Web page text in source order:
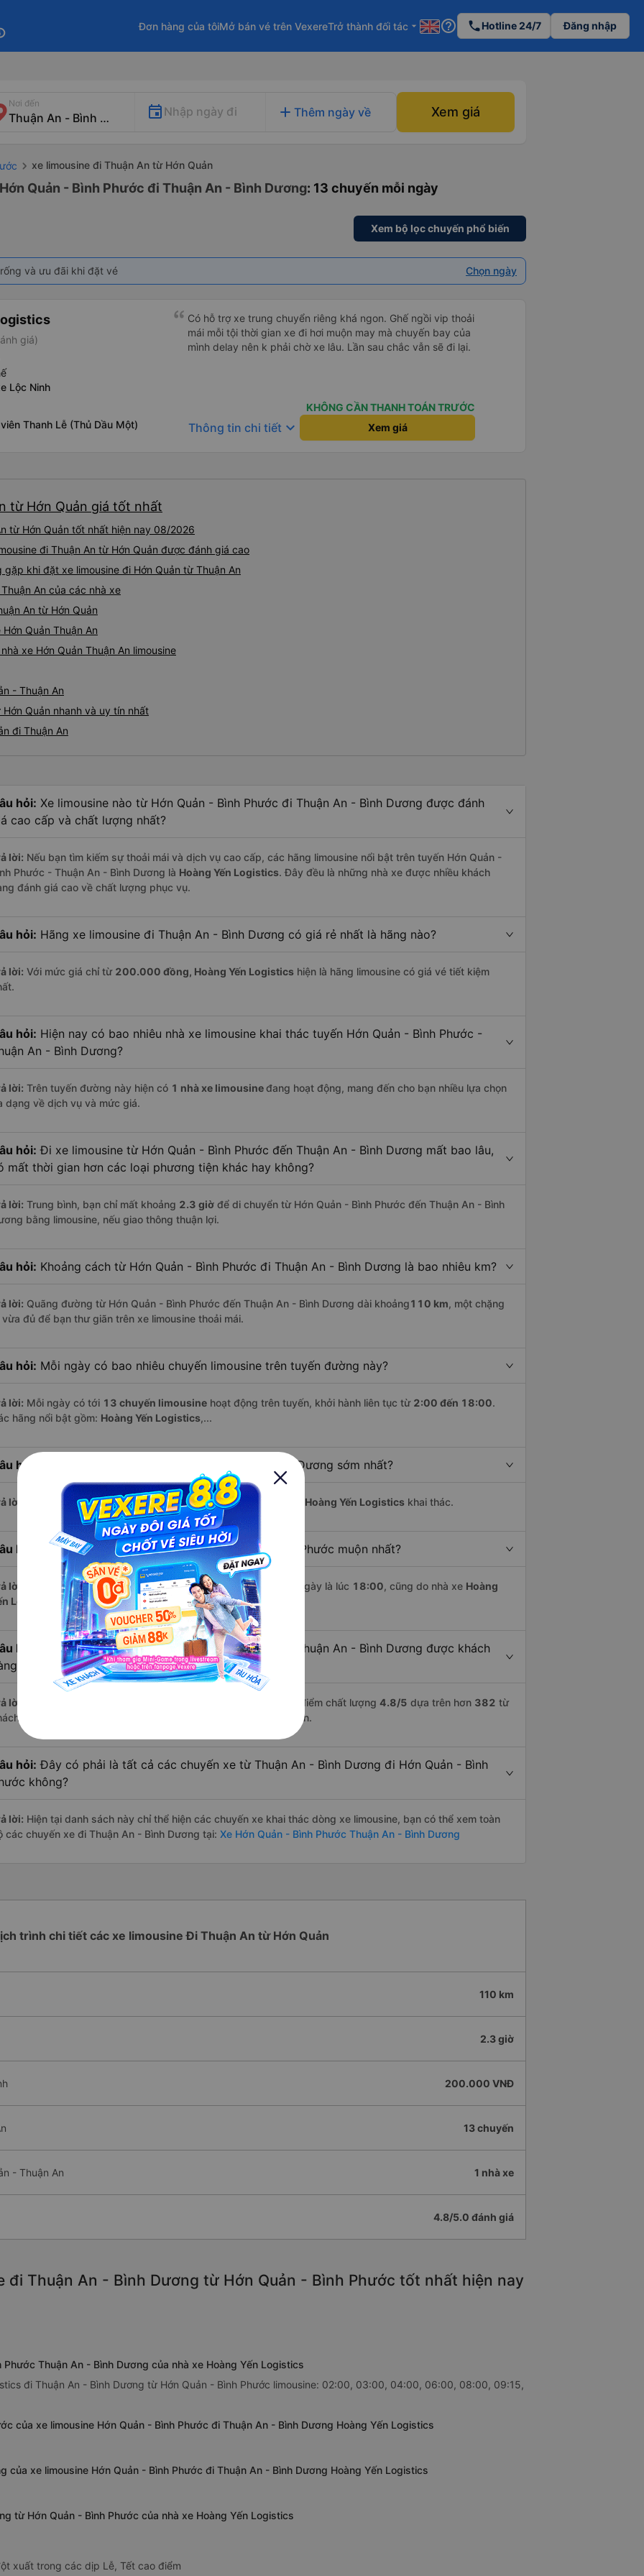
Đơn hàng của tôiMở bán vé trên VexereTrở thành đối tác arrow_drop_down help_outline phoneHotline 24/7 Đăng nhập
Nơi đến
Nhập ngày đi add Thêm ngày về Xem giá
xe limousine đi Thuận An từ Hớn Quản
Quản - Bình Phước đi Thuận An - Bình Dương: 13 chuyến mỗi ngày
Xem bộ lọc chuyến phổ biến
và ưu đãi khi đặt vé Chọn ngày
giá)
Lộc Ninh
Thanh Lễ (Thủ Dầu Một)
Có hỗ trợ xe trung chuyển riêng khá ngon. Ghế ngồi vip thoải
mái mỗi tội thời gian xe đi hơi muộn may mà chuyến bay của
mình delay nên k phải chờ xe lâu. Lần sau chắc vẫn sẽ đi lại.
KHÔNG CẦN THANH TOÁN TRƯỚC
Thông tin chi tiết keyboard_arrow_down Xem giá
từ Hớn Quản giá tốt nhất
từ Hớn Quản tốt nhất hiện nay 08/2026
đi Thuận An từ Hớn Quản được đánh giá cao
khi đặt xe limousine đi Hớn Quản từ Thuận An
An của các nhà xe
An từ Hớn Quản
Quản Thuận An
xe Hớn Quản Thuận An limousine
- Thuận An
Quản nhanh và uy tín nhất
đi Thuận An
hỏi: Xe limousine nào từ Hớn Quản - Bình Phước đi Thuận An - Bình Dương được đánh
cao cấp và chất lượng nhất?
lời: Nếu bạn tìm kiếm sự thoải mái và dịch vụ cao cấp, các hãng limousine nổi bật trên tuyến Hớn Quản -
Phước - Thuận An - Bình Dương là Hoàng Yến Logistics. Đây đều là những nhà xe được nhiều khách
đánh giá cao về chất lượng phục vụ.
hỏi: Hãng xe limousine đi Thuận An - Bình Dương có giá rẻ nhất là hãng nào?
lời: Với mức giá chỉ từ 200.000 đồng, Hoàng Yến Logistics hiện là hãng limousine có giá vé tiết kiệm
hỏi: Hiện nay có bao nhiêu nhà xe limousine khai thác tuyến Hớn Quản - Bình Phước -
An - Bình Dương?
lời: Trên tuyến đường này hiện có 1 nhà xe limousineđang hoạt động, mang đến cho bạn nhiều lựa chọn
dạng về dịch vụ và mức giá.
hỏi: Đi xe limousine từ Hớn Quản - Bình Phước đến Thuận An - Bình Dương mất bao lâu,
mất thời gian hơn các loại phương tiện khác hay không?
lời: Trung bình, bạn chỉ mất khoảng 2.3 giờ để di chuyển từ Hớn Quản - Bình Phước đến Thuận An - Bình
bằng limousine, nếu giao thông thuận lợi.
hỏi: Khoảng cách từ Hớn Quản - Bình Phước đi Thuận An - Bình Dương là bao nhiêu km?
lời: Quãng đường từ Hớn Quản - Bình Phước đến Thuận An - Bình Dương dài khoảng110 km, một chặng
đủ để bạn thư giãn trên xe limousine thoải mái.
hỏi: Mỗi ngày có bao nhiêu chuyến limousine trên tuyến đường này?
lời: Mỗi ngày có tới 13 chuyến limousine hoạt động trên tuyến, khởi hành liên tục từ 2:00 đến 18:00.
hãng nổi bật gồm: Hoàng Yến Logistics,...
hỏi: Xe limousine nào khởi hành từ Thuận An - Bình Dương sớm nhất?
lời: Chuyến limousine sớm nhất khởi hành lúc2:00 , do nhà xe Hoàng Yến Logistics khai thác.
hỏi: Xe limousine nào khởi hành từ Hớn Quản - Bình Phước muộn nhất?
lời: Nếu bạn muốn đi chuyến muộn, lựa chọn cuối cùng trong ngày là lúc 18:00, cũng do nhà xe Hoàng
Logistics
vận hành.
hỏi:
Xe limousine nào từ Hớn Quản - Bình Phước đi Thuận An - Bình Dương được khách
đánh giá tốt nhất?
lời: nổi bật nhất với điểm chất lượng 4.8/5 dựa trên hơn 382 từ
hàng – một con số minh chứng cho dịch vụ cao cấp và uy tín.
hỏi: Đây có phải là tất cả các chuyến xe từ Thuận An - Bình Dương đi Hớn Quản - Bình
không?
lời: Hiện tại danh sách này chỉ thể hiện các chuyến xe khai thác dòng xe limousine, bạn có thể xem toàn
các chuyến xe đi Thuận An - Bình Dương tại: Xe Hớn Quản - Bình Phước Thuận An - Bình Dương
trình chi tiết các xe limousine Đi Thuận An từ Hớn Quản
110 km
2.3 giờ
200.000 VNĐ
13 chuyến
- Thuận An 1 nhà xe
4.8/5.0 đánh giá
đi Thuận An - Bình Dương từ Hớn Quản - Bình Phước tốt nhất hiện nay
Thuận An - Bình Dương của nhà xe Hoàng Yến Logistics
đi Thuận An - Bình Dương từ Hớn Quản - Bình Phước limousine: 02:00, 03:00, 04:00, 06:00, 08:00, 09:15,
của xe limousine Hớn Quản - Bình Phước đi Thuận An - Bình Dương Hoàng Yến Logistics
của xe limousine Hớn Quản - Bình Phước đi Thuận An - Bình Dương Hoàng Yến Logistics
từ Hớn Quản - Bình Phước của nhà xe Hoàng Yến Logistics
xuất trong các dịp Lễ, Tết cao điểm